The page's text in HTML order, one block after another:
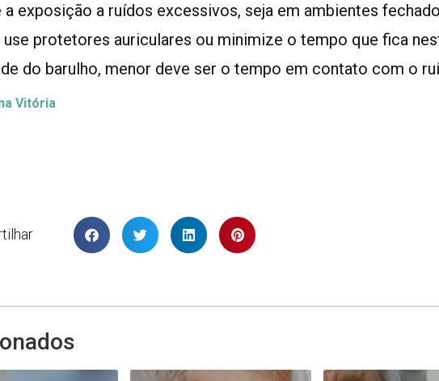
a exposição a ruídos excessivos, seja em ambientes
protetores auriculares ou minimize o tempo que fica
do barulho, menor deve ser o tempo em contato com o
Vitória